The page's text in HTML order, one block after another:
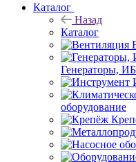
Каталог
Назад
Каталог
Генераторы,
оборудование